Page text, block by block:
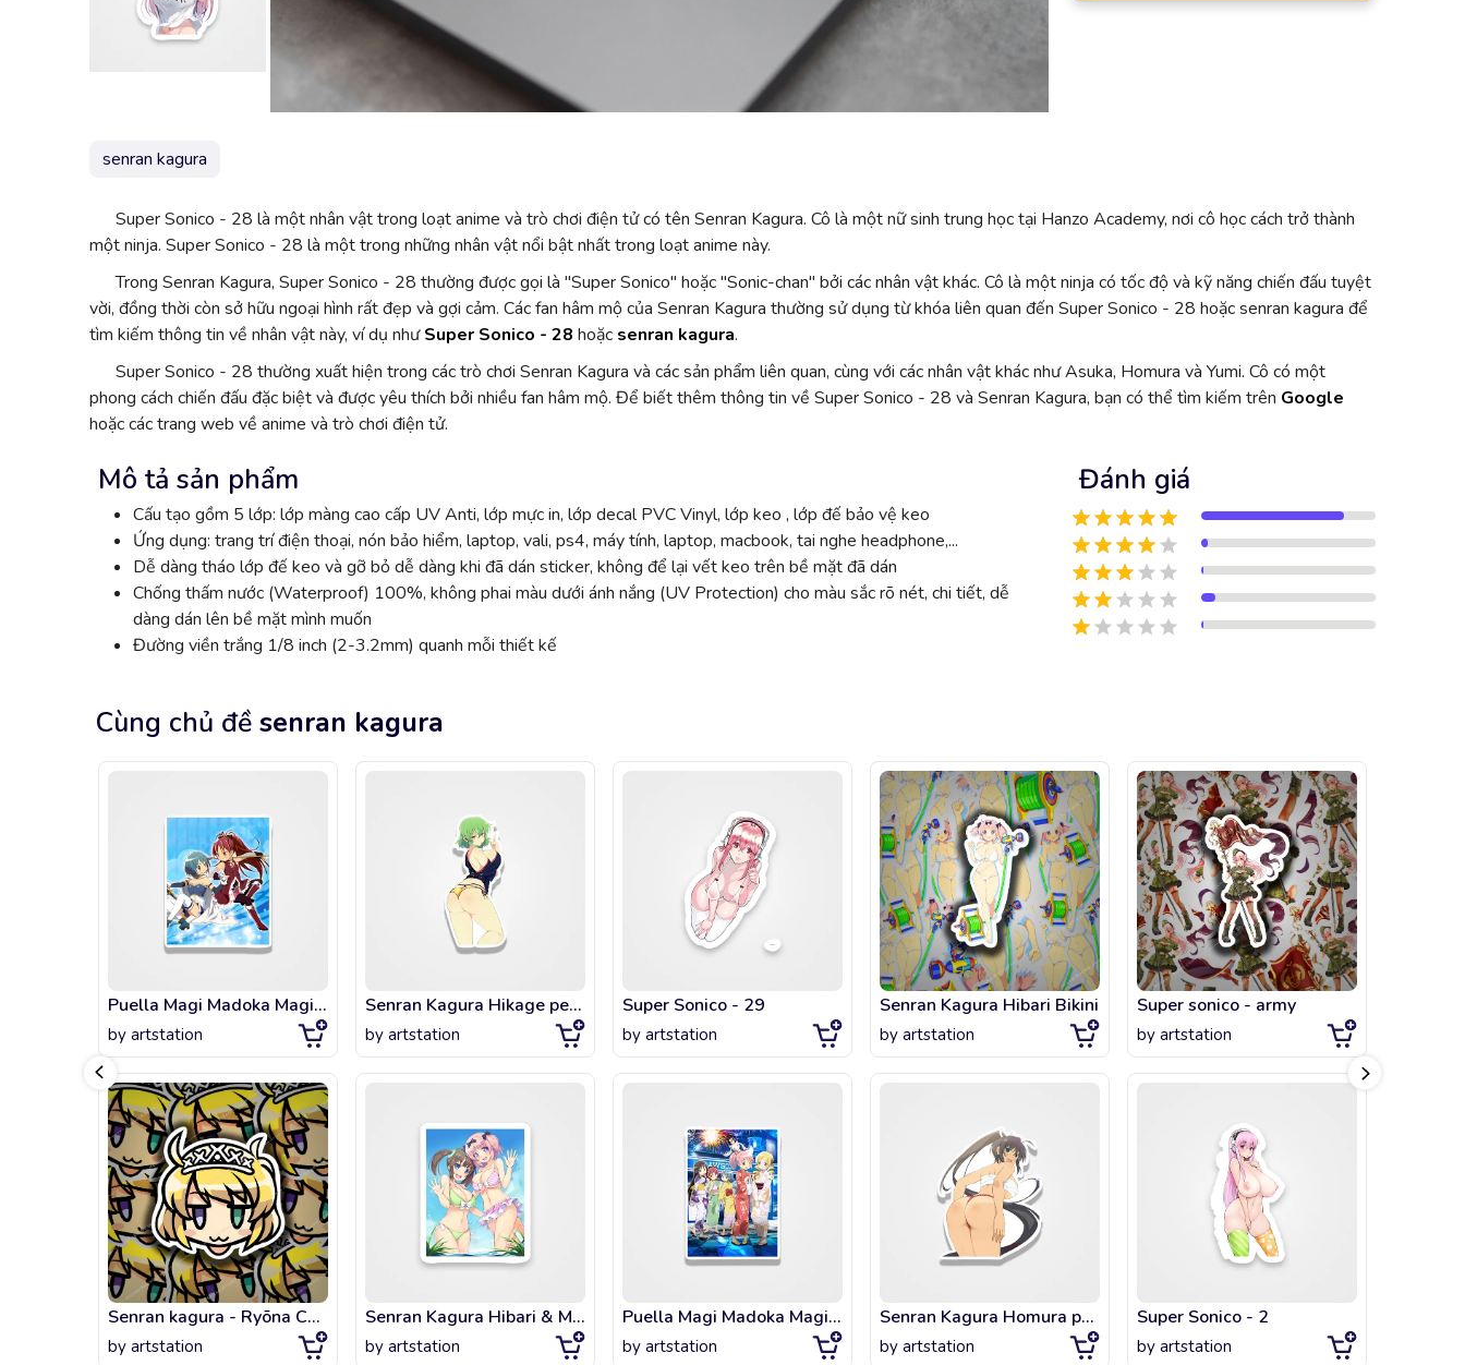
senran kagura
Super Sonico - 28 là một nhân vật trong loạt anime và trò chơi điện tử có tên Senran Kagura. Cô là một nữ sinh trung học tại Hanzo Academy, nơi cô học cách trở thành
một ninja. Super Sonico - 28 là một trong những nhân vật nổi bật nhất trong loạt anime này.
Trong Senran Kagura, Super Sonico - 28 thường được gọi là "Super Sonico" hoặc "Sonic-chan" bởi các nhân vật khác. Cô là một ninja có tốc độ và kỹ năng chiến đấu tuyệt
vời, đồng thời còn sở hữu ngoại hình rất đẹp và gợi cảm. Các fan hâm mộ của Senran Kagura thường sử dụng từ khóa liên quan đến Super Sonico - 28 hoặc senran kagura để
tìm kiếm thông tin về nhân vật này, ví dụ nhưSuper Sonico - 28 hoặc senran kagura.
Super Sonico - 28 thường xuất hiện trong các trò chơi Senran Kagura và các sản phẩm liên quan, cùng với các nhân vật khác như Asuka, Homura và Yumi. Cô có một
phong cách chiến đấu đặc biệt và được yêu thích bởi nhiều fan hâm mộ. Để biết thêm thông tin về Super Sonico - 28 và Senran Kagura, bạn có thể tìm kiếm trên Google
hoặc các trang web về anime và trò chơi điện tử.
Mô tả sản phẩm
Cấu tạo gồm 5 lớp: lớp màng cao cấp UV Anti, lớp mực in, lớp decal PVC Vinyl, lớp keo , lớp đế bảo vệ keo
Ứng dụng: trang trí điện thoại, nón bảo hiểm, laptop, vali, ps4, máy tính, laptop, macbook, tai nghe headphone,...
Dễ dàng tháo lớp đế keo và gỡ bỏ dễ dàng khi đã dán sticker, không để lại vết keo trên bề mặt đã dán
Chống thấm nước (Waterproof) 100%, không phai màu dưới ánh nắng (UV Protection) cho màu sắc rõ nét, chi tiết, dễ
dàng dán lên bề mặt mình muốn
Đường viền trắng 1/8 inch (2-3.2mm) quanh mỗi thiết kế
Đánh giá
Cùng chủ đề senran kagura
Puella Magi Madoka Magica - Kyouko & Sayaka
by artstation
Senran kagura - Ryōna Chibi
by artstation
Senran Kagura Hikage peach butt
by artstation
Senran Kagura Hibari & Minori - 2
by artstation
Super Sonico - 29
by artstation
Puella Magi Madoka Magica - Group - Kimono
by artstation
Senran Kagura Hibari Bikini
by artstation
Senran Kagura Homura peach butt
by artstation
Super sonico - army
by artstation
Super Sonico - 2
by artstation